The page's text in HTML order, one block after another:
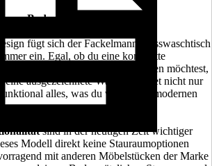
Badezimmer
fügt sich der Fackelmann Gusswaschtisch
ein. Egal, ob du eine komplette
nur einzelne Elemente austauschen möchtest,
eine ausgezeichnete Wahl. Es bietet nicht nur
alles, was du von einem modernen
sind in der heutigen Zeit wichtiger
Modell direkt keine Stauraumoptionen
mit anderen Möbelstücken der Marke